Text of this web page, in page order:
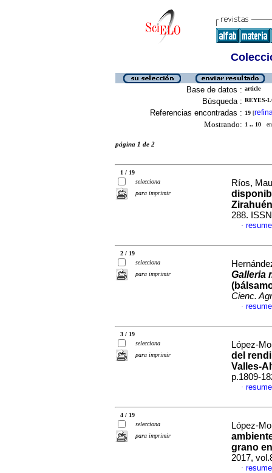
Base de datos : article
Búsqueda : REYES-
Referencias encontradas : 19 [
Mostrando: 1 .. 10 en
página 1 de 2
1 / 19
selecciona
para imprimir
Ríos,
Zirahuén
288.
·
2 / 19
selecciona
para imprimir
Galleria
Cienc.
·
3 / 19
selecciona
para imprimir
López-
del
Valles-
p.1809-
·
4 / 19
selecciona
para imprimir
López-
grano
2017,
·